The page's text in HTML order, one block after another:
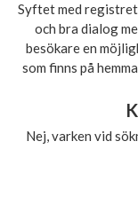
Syftet med
och bra dialog
besökare en
som finns på
Nej, varken vid